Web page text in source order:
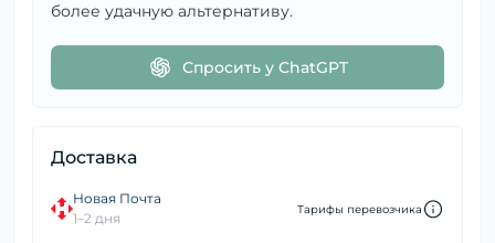
более удачную альтернативу.
Спросить у ChatGPT
Доставка
Новая Почта
1–2 дня
Тарифы перевозчика